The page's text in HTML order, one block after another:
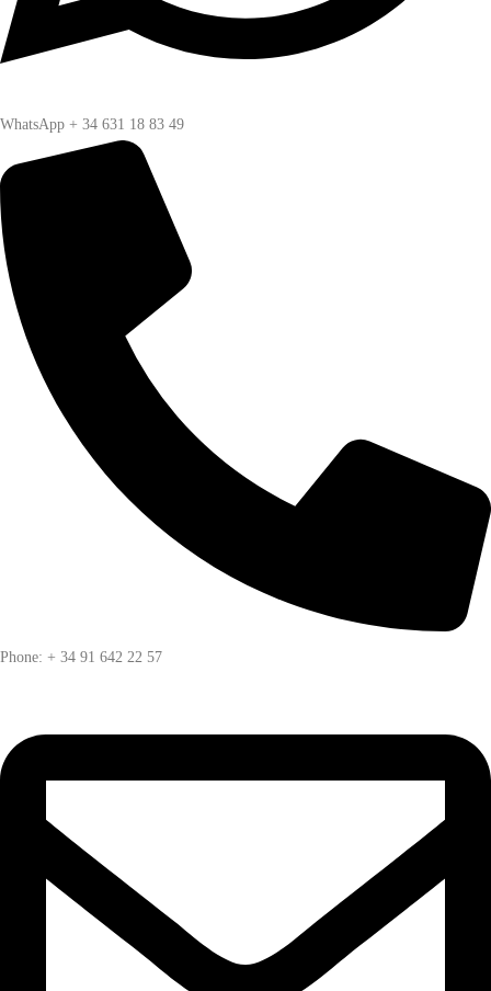
WhatsApp + 34 631 18 83 49
Phone: + 34 91 642 22 57